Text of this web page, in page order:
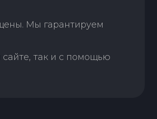
Мы гарантируем
так и с помощью